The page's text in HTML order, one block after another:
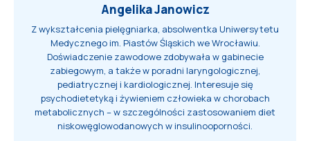
Angelika Janowicz
Z wykształcenia pielęgniarka, absolwentka Uniwersytetu
Medycznego im. Piastów Śląskich we Wrocławiu.
Doświadczenie zawodowe zdobywała w gabinecie
zabiegowym, a także w poradni laryngologicznej,
pediatrycznej i kardiologicznej. Interesuje się
psychodietetyką i żywieniem człowieka w chorobach
metabolicznych – w szczególności zastosowaniem diet
niskowęglowodanowych w insulinooporności.